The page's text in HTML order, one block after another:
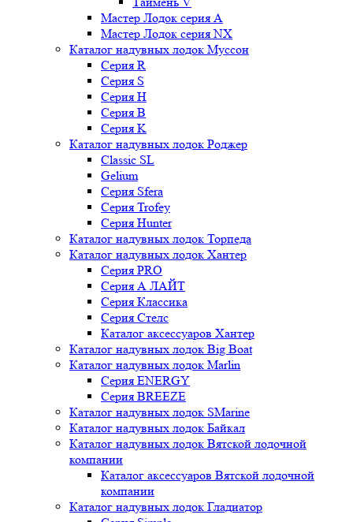
Мастер Лодок серия А
Мастер Лодок серия NX
Каталог надувных лодок Муссон
Серия R
Серия S
Серия H
Серия B
Серия K
Каталог надувных лодок Роджер
Classic SL
Gelium
Серия Sfera
Серия Trofey
Серия Hunter
Каталог надувных лодок Торпеда
Каталог надувных лодок Хантер
Серия PRO
Серия А ЛАЙТ
Серия Классика
Серия Стелс
Каталог аксессуаров Хантер
Каталог надувных лодок Big Boat
Каталог надувных лодок Marlin
Серия ENERGY
Серия BREEZE
Каталог надувных лодок SMarine
Каталог надувных лодок Байкал
Каталог надувных лодок Вятской лодочной
компании
Каталог аксессуаров Вятской лодочной
компании
Каталог надувных лодок Гладиатор